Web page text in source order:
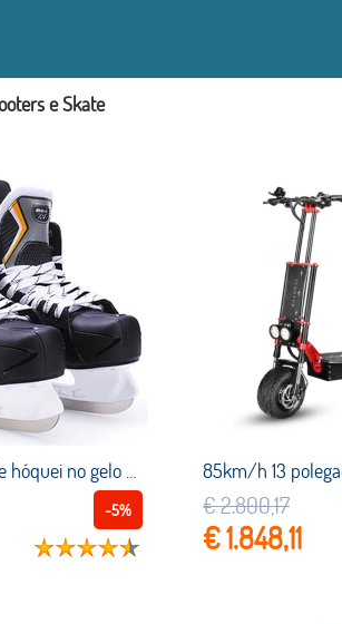
e Skate
Inverno patins de hóquei no gelo adulto patins de gelo profissional bola faca hóquei sapatos real patinação no gelo patines
-5% € 2.800,17
€ 1.848,11